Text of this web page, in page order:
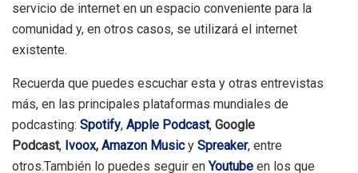
servicio de internet en un espacio conveniente para la
comunidad y, en otros casos, se utilizará el internet
existente.
Recuerda que puedes escuchar esta y otras entrevistas
más, en las principales plataformas mundiales de
podcasting: Spotify, Apple Podcast, Google
Podcast, Ivoox, Amazon Music y Spreaker, entre
otros.También lo puedes seguir enYoutube en los que